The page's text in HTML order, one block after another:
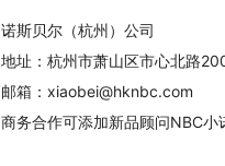
诺斯贝尔（杭州）公司
地址：杭州市萧山区市心北路
邮箱：xiaobei@hknbc.com
商务合作可添加新品顾问NBC